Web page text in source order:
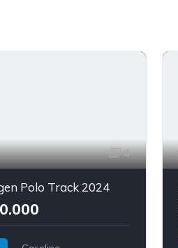
4
Polo Track 2024